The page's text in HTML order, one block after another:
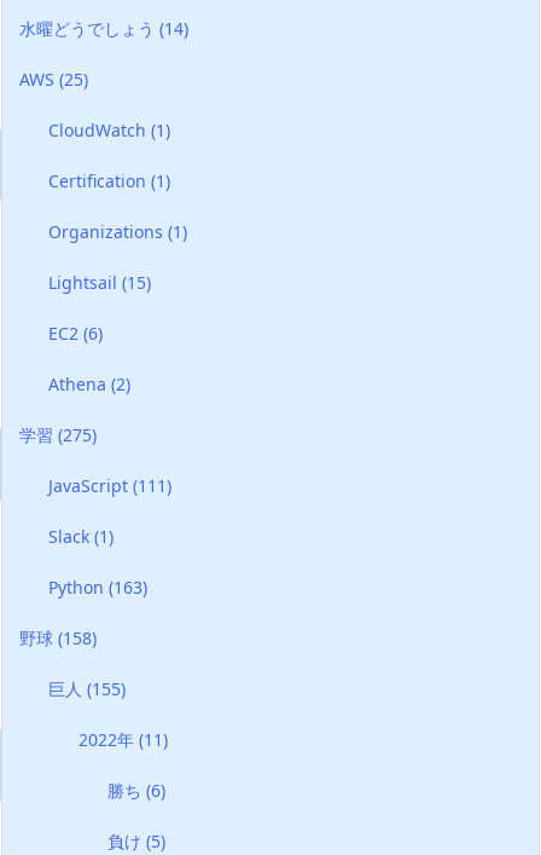
水曜どうでしょう (14)
AWS (25)
CloudWatch(1)
Certification(1)
Organizations(1)
Lightsail(15)
EC2(6)
Athena(2)
学習 (275)
JavaScript(111)
Slack(1)
Python(163)
野球 (158)
巨人(155)
2022年 (11)
勝ち(6)
負け(5)